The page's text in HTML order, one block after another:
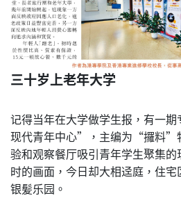
三十岁上老年大学
记得当年在大学做学生报，有一
现代青年中心”，主编为“攞料”
验和观察餐厅吸引青年学生聚集
时的画面，今日却大相迳庭，住
银髪乐园。